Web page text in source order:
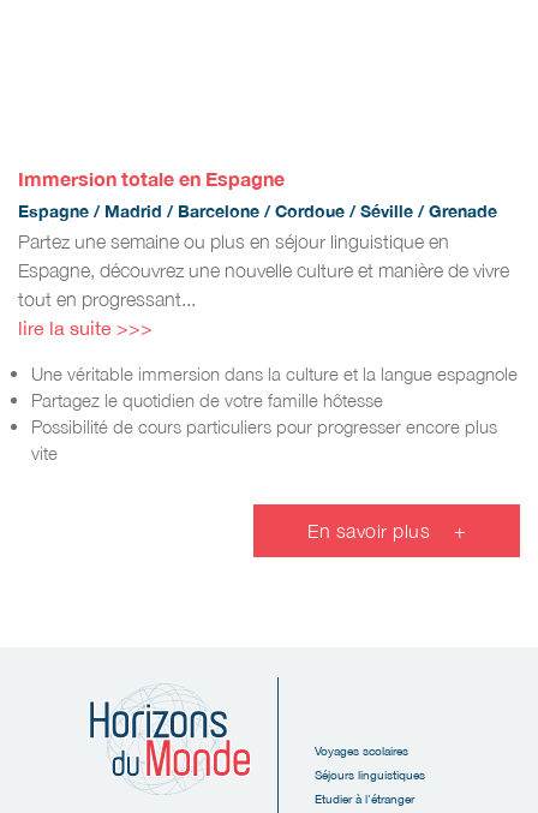
Immersion totale en Espagne
Espagne / Madrid / Barcelone / Cordoue / Séville / Grenade
Partez une semaine ou plus en séjour linguistique en
Espagne, découvrez une nouvelle culture et manière de vivre
tout en progressant...
lire la suite >>>
Une véritable immersion dans la culture et la langue espagnole
Partagez le quotidien de votre famille hôtesse
Possibilité de cours particuliers pour progresser encore plus
vite
En savoir plus +
Voyages scolaires
Séjours linguistiques
Etudier à l'étranger